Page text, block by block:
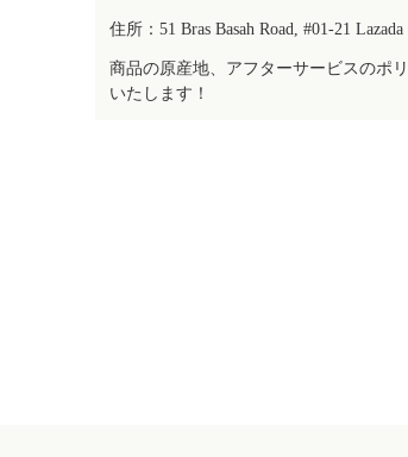
住所：51 Bras Basah Road, #01-21 Lazada
商品の原産地、アフターサービスのポ
いたします！